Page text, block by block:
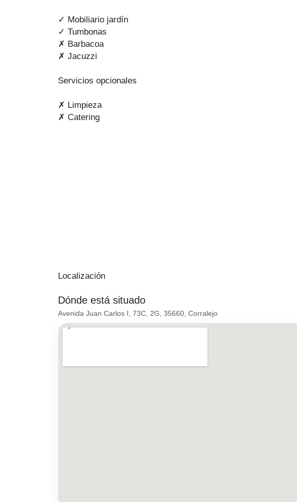
✓ Mobiliario jardín
✓ Tumbonas
✗ Barbacoa
✗ Jacuzzi
Servicios opcionales
✗ Limpieza
✗ Catering
Localización
Dónde está situado
Avenida Juan Carlos I, 73C, 2G, 35660, Corralejo